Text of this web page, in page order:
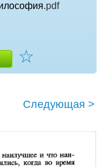
.pdf
☆
Следующая >